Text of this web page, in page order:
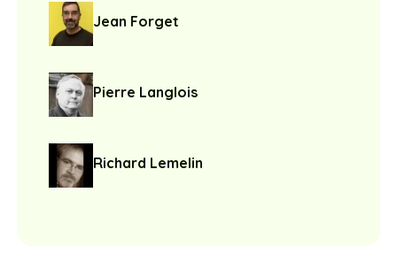
Jean Forget
Pierre Langlois
Richard Lemelin